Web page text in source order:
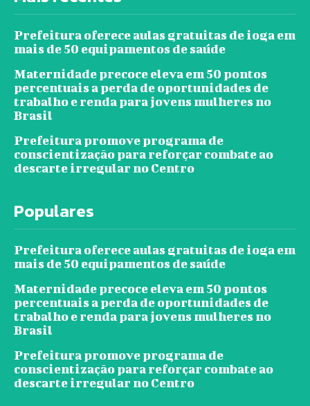
Prefeitura oferece aulas gratuitas de ioga em
mais de 50 equipamentos de saúde
Maternidade precoce eleva em 50 pontos
percentuais a perda de oportunidades de
trabalho e renda para jovens mulheres no
Brasil
Prefeitura promove programa de
conscientização para reforçar combate ao
descarte irregular no Centro
Populares
Prefeitura oferece aulas gratuitas de ioga em
mais de 50 equipamentos de saúde
Maternidade precoce eleva em 50 pontos
percentuais a perda de oportunidades de
trabalho e renda para jovens mulheres no
Brasil
Prefeitura promove programa de
conscientização para reforçar combate ao
descarte irregular no Centro